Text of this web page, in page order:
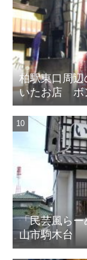
柏駅東口周
いたお店
「民芸風ら
山市駒木台